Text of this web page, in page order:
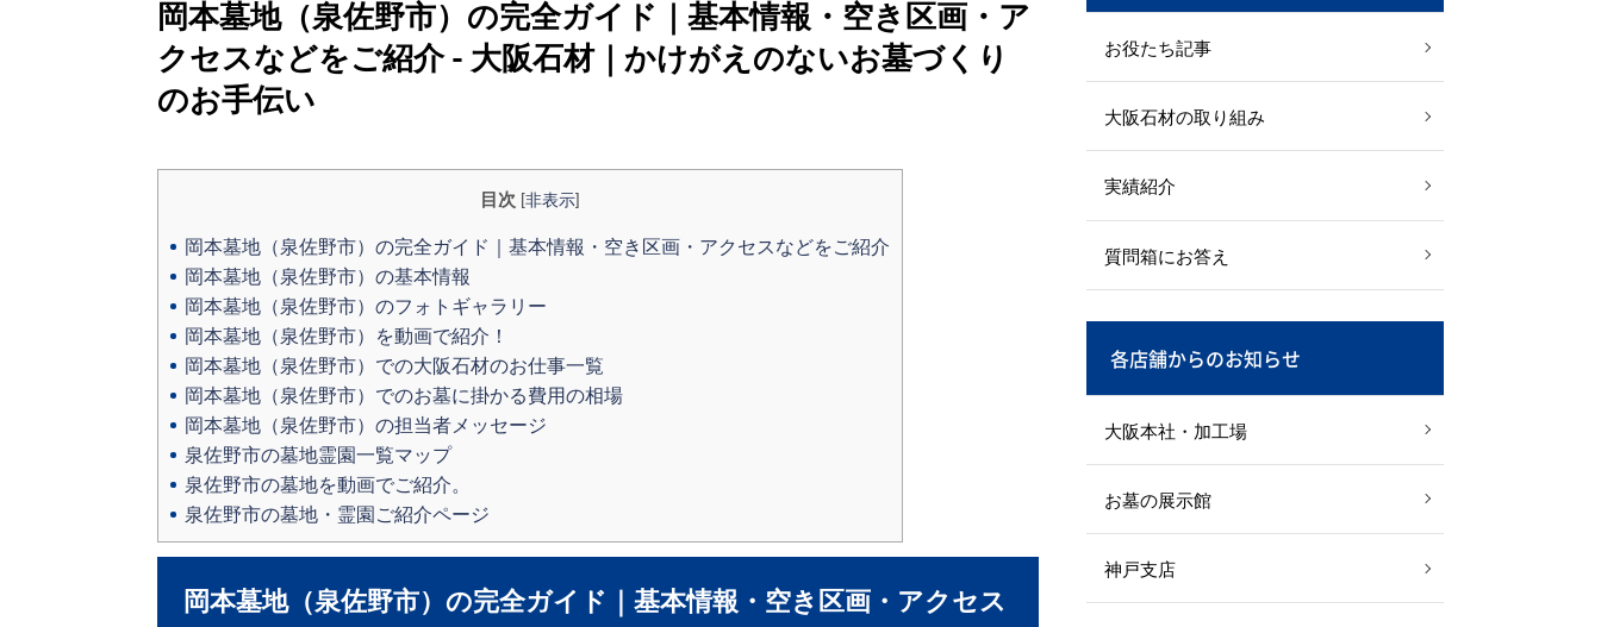
岡本墓地（泉佐野市）の完全ガイド｜基本情報・空き区画・ア
クセスなどをご紹介 - 大阪石材｜かけがえのないお墓づくり
のお手伝い
目次 [非表示]
岡本墓地（泉佐野市）の完全ガイド｜基本情報・空き区画・アクセスなどをご紹介
岡本墓地（泉佐野市）の基本情報
岡本墓地（泉佐野市）のフォトギャラリー
岡本墓地（泉佐野市）を動画で紹介！
岡本墓地（泉佐野市）での大阪石材のお仕事一覧
岡本墓地（泉佐野市）でのお墓に掛かる費用の相場
岡本墓地（泉佐野市）の担当者メッセージ
泉佐野市の墓地霊園一覧マップ
泉佐野市の墓地を動画でご紹介。
泉佐野市の墓地・霊園ご紹介ページ
岡本墓地（泉佐野市）の完全ガイド｜基本情報・空き区画・アクセス
お役たち記事
大阪石材の取り組み
実績紹介
質問箱にお答え
各店舗からのお知らせ
大阪本社・加工場
お墓の展示館
神戸支店